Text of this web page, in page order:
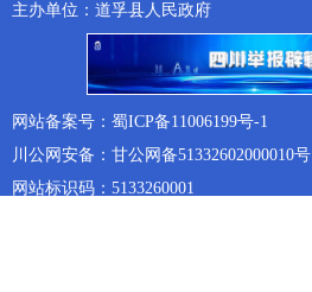
主办单位：道孚县人民政府
网站备案号：蜀ICP备11006199号-1
川公网安备：甘公网备51332602000010号
网站标识码：5133260001